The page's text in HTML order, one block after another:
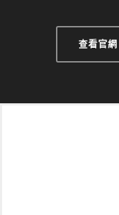
查看官網